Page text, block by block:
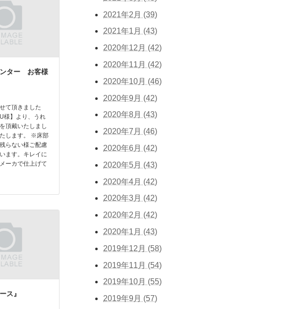
ンター お客様
て頂きました
様】より、うれ
頂戴いたしまし
します。 ※床部
らない様ご配慮
ます。キレイに
ーカで仕上げて
ス』
2021年2月 (39)
2021年1月 (43)
2020年12月 (42)
2020年11月 (42)
2020年10月 (46)
2020年9月 (42)
2020年8月 (43)
2020年7月 (46)
2020年6月 (42)
2020年5月 (43)
2020年4月 (42)
2020年3月 (42)
2020年2月 (42)
2020年1月 (43)
2019年12月 (58)
2019年11月 (54)
2019年10月 (55)
2019年9月 (57)